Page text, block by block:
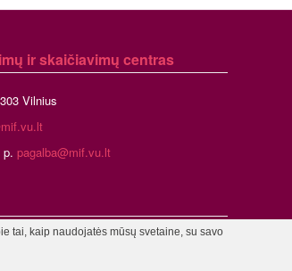
ir skaičiavimų centras
Vilnius
p. pagalba@mif.vu.lt
tai, kaip naudojatės mūsų svetaine, su savo